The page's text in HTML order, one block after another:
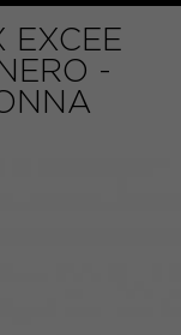
EXCEE
-